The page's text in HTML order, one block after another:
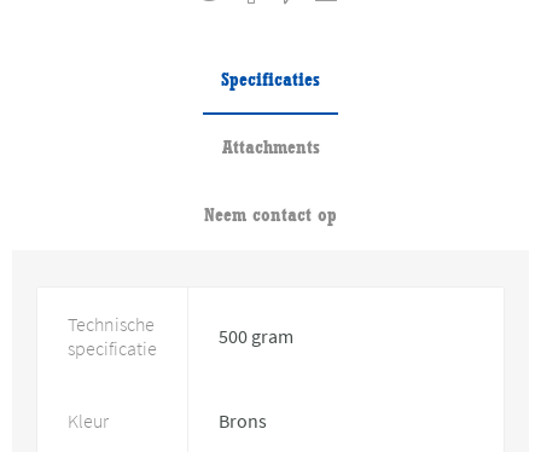
Specificaties
Attachments
Neem contact op
Technische
specificatie
500 gram
Kleur Brons